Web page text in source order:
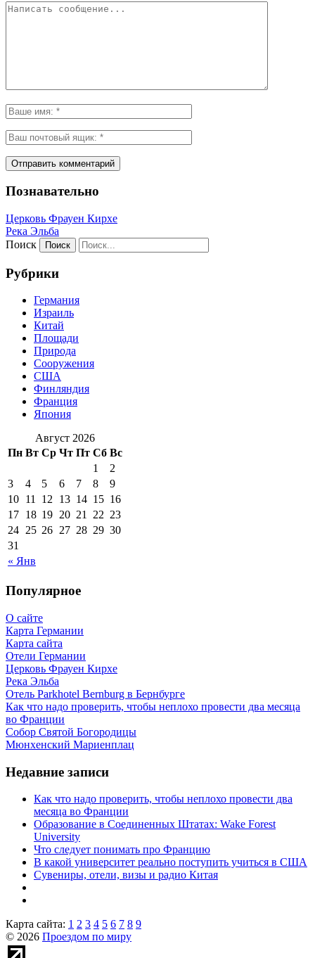
Познавательно
Церковь Фрауен Кирхе
Река Эльба
Поиск
Рубрики
Германия
Израиль
Китай
Площади
Природа
Сооружения
США
Финляндия
Франция
Япония
Август 2026
Пн Вт Ср Чт Пт Сб Вс
« Янв
1
2
3
4 5 6 7 8
9
10 11 12 13 14 15 16
17 18 19 20 21 22 23
24 25 26 27 28 29 30
31
Популярное
О сайте
Карта Германии
Карта сайта
Отели Германии
Церковь Фрауен Кирхе
Река Эльба
Отель Parkhotel Bernburg в Бернбурге
Как что надо проверить, чтобы неплохо провести два месяца
во Франции
Собор Святой Богородицы
Мюнхенский Мариенплац
Недавние записи
Как что надо проверить, чтобы неплохо провести два
месяца во Франции
Образование в Соединенных Штатах: Wake Forest
University
Что следует понимать про Францию
В какой университет реально поступить учиться в США
Сувениры, отели, визы и радио Китая
Карта сайта: 1 2 3 4 5 6 7 8 9
© 2026 Проездом по миру